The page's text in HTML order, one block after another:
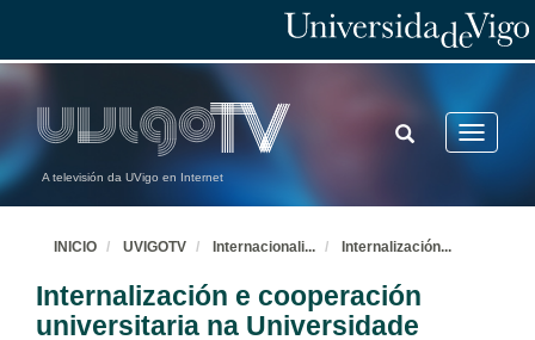
A televisión da UVigo en Internet
Toggle
TOGGLE
SEARCH
INICIO UVIGOTV Internacionali... Internalización...
Internalización e cooperación
universitaria na Universidade